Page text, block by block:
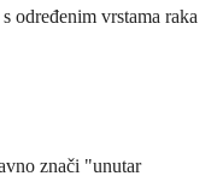
određenim vrstama raka
znači "unutar